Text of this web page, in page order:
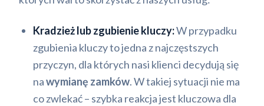
Kradzież lub zgubienie kluczy:W przypadku
zgubienia kluczy to jedna z najczęstszych
przyczyn, dla których nasi klienci decydują się
nawymianę zamków. W takiej sytuacji nie ma
co zwlekać – szybka reakcja jest kluczowa dla